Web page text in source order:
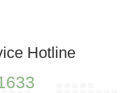
Hotline